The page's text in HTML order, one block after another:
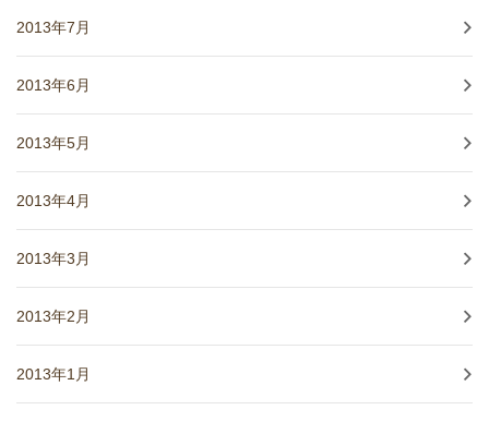
2013年7月
2013年6月
2013年5月
2013年4月
2013年3月
2013年2月
2013年1月